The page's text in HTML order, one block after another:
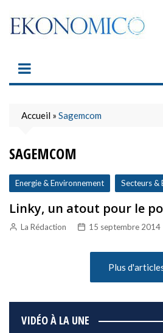
content
Accueil » Sagemcom
SAGEMCOM
Energie & Environnement Secteurs &
Linky, un atout pour le
La Rédaction 15 septembre 2014
Plus
VIDÉO À LA UNE